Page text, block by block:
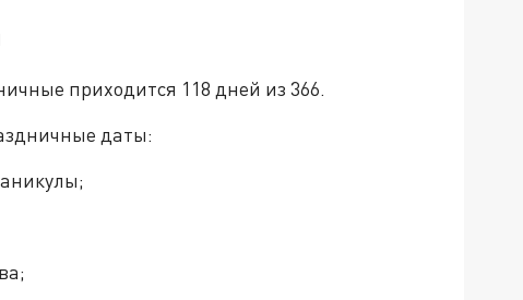
приходится 118 дней из 366.
даты: